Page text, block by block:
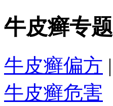
牛皮癣专题
牛皮癣偏方 |
牛皮癣危害